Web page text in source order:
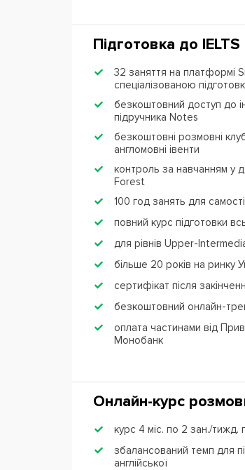
Підготовка до
32 заняття на платформі
спеціалізованою
безкоштовний доступ до
підручника Notes
безкоштовні розмовні
англомовні івенти
контроль за навчанням у
Forest
100 год занять для
повний курс підготовки
для рівнів Upper-
більше 20 років на ринку
сертифікат після
безкоштовний онлайн-
оплата частинами від
Монобанк
Онлайн-курс
курс 4 міс. по 2 зан./тижд.
збалансований темп для
англійської